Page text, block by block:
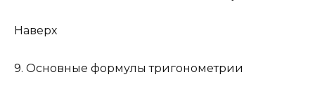
Наверх
9. Основные формулы тригонометрии